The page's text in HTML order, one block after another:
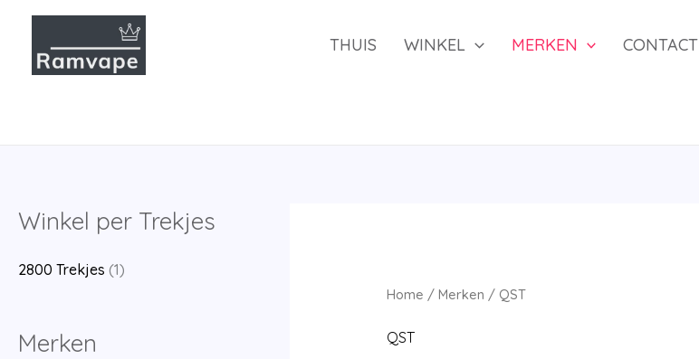
Overslaan
THUIS WINKEL MERKEN CONTACT
Winkel per Trekjes
2800 Trekjes (1)
Merken
Home / Merken / QST
QST